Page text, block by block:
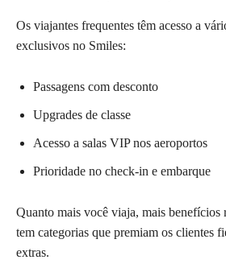
Os viajantes frequentes têm acesso a
exclusivos no Smiles:
Passagens com desconto
Upgrades de classe
Acesso a salas VIP nos aeroportos
Prioridade no check-in e embarque
Quanto mais você viaja, mais benefícios
tem categorias que premiam os clientes
extras.